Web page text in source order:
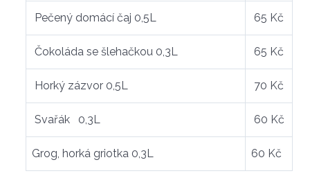
Pečený domácí čaj 0,5L 65 Kč
Čokoláda se šlehačkou 0,3L 65 Kč
Horký zázvor 0,5L 70 Kč
Svařák 0,3L 60 Kč
Grog, horká griotka 0,3L 60 Kč